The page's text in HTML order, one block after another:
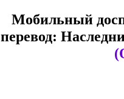
Мобильный
перевод: